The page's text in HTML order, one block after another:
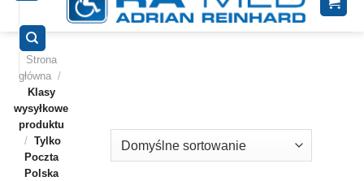
Strona
główna /
Klasy
wysyłkowe
produktu
/ Tylko
Poczta
Polska